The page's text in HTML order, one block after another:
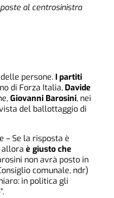
al centrosinistra
persone. I partiti
di Forza Italia, Davide
Giovanni Barosini, nei
del ballottaggio di
– Se la risposta è
allora è giusto che
non avrà posto in
comunale, ndr)
in politica gli